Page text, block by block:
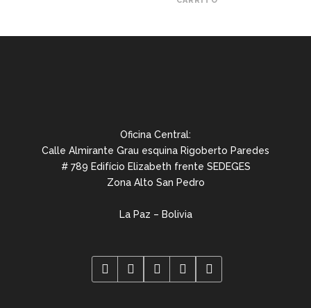
Oficina Central:
Calle Almirante Grau esquina Rigoberto Paredes
# 789 Edifício Elizabeth frente SEDEGES
Zona Alto San Pedro
La Paz – Bolivia